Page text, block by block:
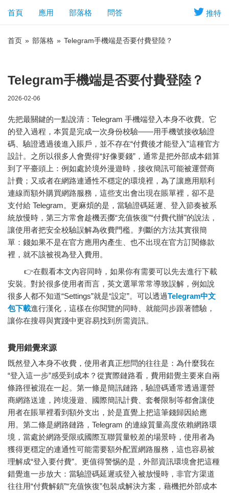
推特
首頁 應用 部落格 問答
首页 » 部落格 » Telegram手機端是否要付費登陸？
Telegram手機端是否要付費登陸？
2026-02-06
先把最關鍵的一點說清：Telegram 手機端登入本身不收費。它
的登入過程，本質是完成一次身份校驗——用手機號接收驗證
碼、驗證透過後進入賬戶，並不存在“付費後才能登入”這種官方
設計。之所以很多人會覺得“好像要錢”，通常是把外部成本錯算
到了平臺頭上：例如處於境外漫遊時，接收簡訊可能被運營商
計費；又或者在網路連通性不穩定的環境裡，為了讓應用順利
連線而額外購買網路服務，這些支出會出現在賬單裡，卻不是
支付給 Telegram。更麻煩的是，當驗證碼延遲、登入節奏被系
統放慢時，第三方常會趁機丟擲“充值恢復”“付費代辦”的說法，
讓使用者把安全校驗誤解為收費門檻。判斷的方法其實很簡
單：錢如果不是在官方應用內產生、也不出現在官方訂閱條款
裡，就不該被視為登入費用。
👉在觀看本文內容同時，如果你有需要可以先去進行下載
安裝。對於很多使用者而言，英文選單常常導致誤解，例如說
很多人都不知道“Settings”就是“設定”。可以透過Telegram中文
包下載進行漢化，這樣在你閱覽的同時、就能同步跟著體驗，
讓你在搜尋與實踐中更容易找到所需資訊。
費用錯覺來源
既然登入本身不收費，使用者真正想問的往往是：為什麼我在
“登入這一步”感受到成本？從實際鏈路看，費用錯覺主要來自兩
條路徑被混在一起。第一條是簡訊鏈路，驗證碼通常透過運營
商網路送達，跨境漫遊、國際簡訊計費、套餐限制等都會讓使
用者在賬單裡看到額外支出，於是直覺上把這筆錢歸因給應
用。第二條是網路鏈路，Telegram 的連線質量高度依賴網路環
境，當處於網路受限或國際互聯質量較差的場景時，使用者為
獲得更穩定的連通性可能需要額外配置網路服務，這也容易被
理解成“登入要付費”。更值得警惕的是，外部資訊環境會把這種
錯覺進一步放大：當驗證碼延遲或登入被放慢時，非官方渠道
往往用“付費解鎖”“充值恢復”包裝成解決方案，藉機把外部成本